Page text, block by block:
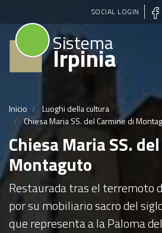
Pasar
al
SOCIAL LOGIN
Sistema
Irpinia
Inicio
Luoghi della cultura
Chiesa Maria SS. del Carmine di
Chiesa Maria SS.
Montaguto
Restaurada tras el terremoto
por su mobiliario sacro del
que representa a la Paloma